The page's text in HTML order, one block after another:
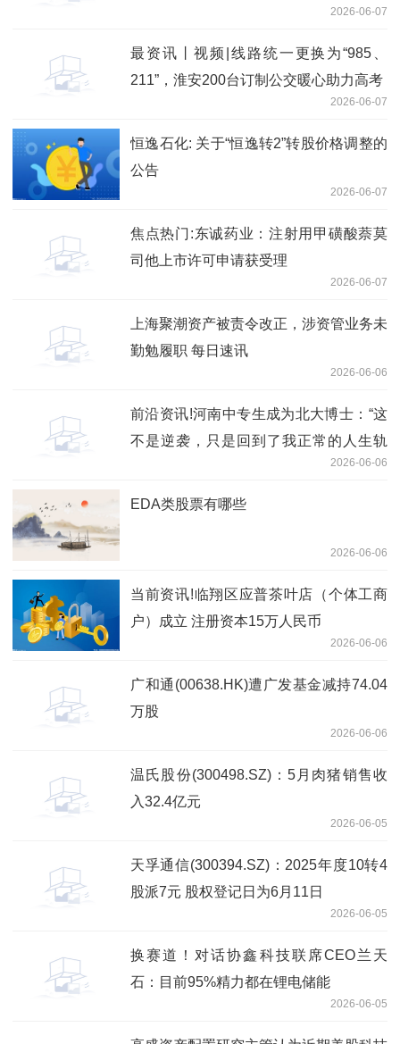
2026-06-07
最资讯丨视频|线路统一更换为“985、
211”，淮安200台订制公交暖心助力高考
2026-06-07
恒逸石化: 关于“恒逸转2”转股价格调整的
公告
2026-06-07
焦点热门:东诚药业：注射用甲磺酸萘莫
司他上市许可申请获受理
2026-06-07
上海聚潮资产被责令改正，涉资管业务未
勤勉履职 每日速讯
2026-06-06
前沿资讯!河南中专生成为北大博士：“这
不是逆袭，只是回到了我正常的人生轨
2026-06-06
EDA类股票有哪些
2026-06-06
当前资讯!临翔区应普茶叶店（个体工商
户）成立 注册资本15万人民币
2026-06-06
广和通(00638.HK)遭广发基金减持74.04
万股
2026-06-06
温氏股份(300498.SZ)：5月肉猪销售收
入32.4亿元
2026-06-05
天孚通信(300394.SZ)：2025年度10转4
股派7元 股权登记日为6月11日
2026-06-05
换赛道！对话协鑫科技联席CEO兰天
石：目前95%精力都在锂电储能
2026-06-05